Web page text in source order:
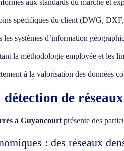
spécifiques du client (DWG,
les systèmes d’information
la méthodologie employée et les
à la valorisation des données
détection de
à Guyancourt présente des
: des réseaux